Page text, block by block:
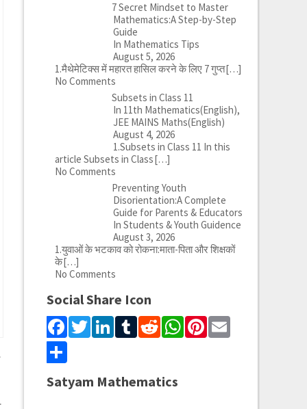
7 Secret Mindset to Master
Mathematics:A Step-by-Step
Guide
In Mathematics Tips
August 5, 2026
1.मैथेमेटिक्स में महारत हासिल करने के लिए 7 गुप्त[…]
No Comments
Subsets in Class 11
In 11th Mathematics(English),
JEE MAINS Maths(English)
August 4, 2026
1.Subsets in Class 11 In this
article Subsets in Class[…]
No Comments
Preventing Youth
Disorientation:A Complete
Guide for Parents & Educators
In Students & Youth Guidence
August 3, 2026
1.युवाओं के भटकाव को रोकना:माता-पिता और शिक्षकों
के[…]
No Comments
Social Share Icon
Facebook
Twitter
LinkedIn
Tumblr
Reddit
WhatsApp
Pinterest
Email
Share
Satyam Mathematics